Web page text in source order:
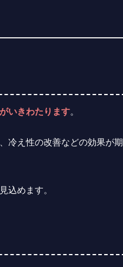
いきわたります。
冷え性の改善などの効果が期
込めます。